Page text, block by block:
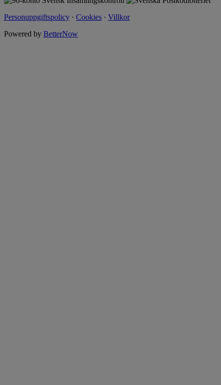
Personuppgiftspolicy · Cookies · Villkor
Powered by BetterNow